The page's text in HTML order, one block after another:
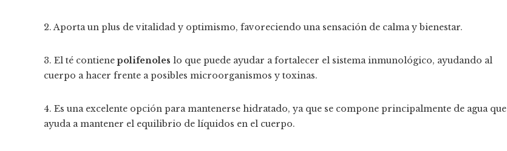
2. Aporta un plus de vitalidad y optimismo, favoreciendo una sensación de calma y bienestar.
3. El té contienepolifenoles lo que puede ayudar a fortalecer el sistema inmunológico, ayudando al
cuerpo a hacer frente a posibles microorganismos y toxinas.
4. Es una excelente opción para mantenerse hidratado, ya que se compone principalmente de agua que
ayuda a mantener el equilibrio de líquidos en el cuerpo.